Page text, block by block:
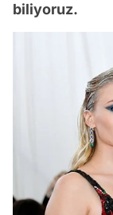
biliyoruz.